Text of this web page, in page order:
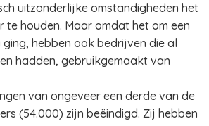
uitzonderlijke omstandigheden het
te houden. Maar omdat het om een
hebben ook bedrijven die al
hadden, gebruikgemaakt van
van ongeveer een derde van de
(54.000) zijn beëindigd. Zij hebben